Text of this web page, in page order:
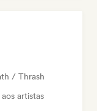
/ Thrash
artistas